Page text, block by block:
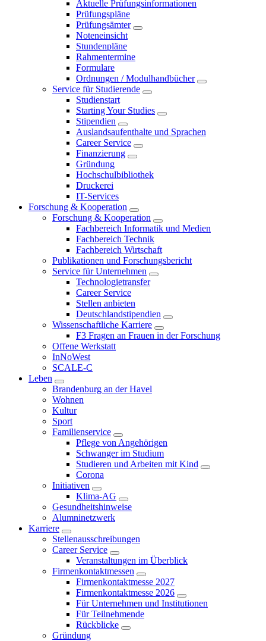
Aktuelle Prüfungsinformationen
Prüfungspläne
Prüfungsämter
Noteneinsicht
Stundenpläne
Rahmentermine
Formulare
Ordnungen / Modulhandbücher
Service für Studierende
Studienstart
Starting Your Studies
Stipendien
Auslandsaufenthalte und Sprachen
Career Service
Finanzierung
Gründung
Hochschulbibliothek
Druckerei
IT-Services
Forschung & Kooperation
Forschung & Kooperation
Fachbereich Informatik und Medien
Fachbereich Technik
Fachbereich Wirtschaft
Publikationen und Forschungsbericht
Service für Unternehmen
Technologietransfer
Career Service
Stellen anbieten
Deutschlandstipendien
Wissenschaftliche Karriere
F3 Fragen an Frauen in der Forschung
Offene Werkstatt
InNoWest
SCALE-C
Leben
Brandenburg an der Havel
Wohnen
Kultur
Sport
Familienservice
Pflege von Angehörigen
Schwanger im Studium
Studieren und Arbeiten mit Kind
Corona
Initiativen
Klima-AG
Gesundheitshinweise
Alumninetzwerk
Karriere
Stellenausschreibungen
Career Service
Veranstaltungen im Überblick
Firmenkontaktmessen
Firmenkontaktmesse 2027
Firmenkontaktmesse 2026
Für Unternehmen und Institutionen
Für Teilnehmende
Rückblicke
Gründung